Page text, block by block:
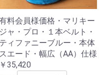
料会員様価格・マリキー
ジャ・プロ・１本ベルト・
ティファニーブルー・本体
スエード・幅広（AA）仕様
￥35,420